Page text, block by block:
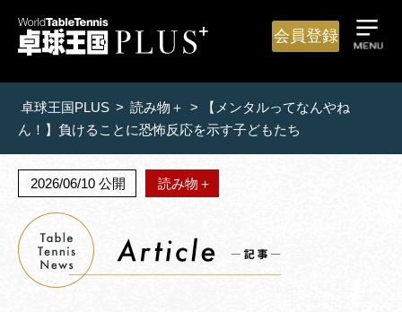
会員登録
卓球王国PLUS > 読み物＋ >
【メンタルってなんやね
ん！】負けることに恐怖反応を示す子どもたち
2026/06/10 公開 読み物＋